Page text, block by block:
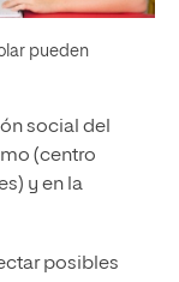
pueden
social del
(centro
y en la
posibles